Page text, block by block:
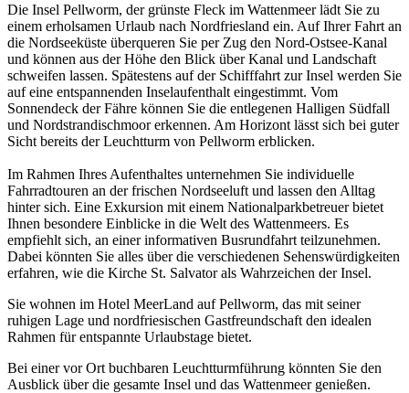
Die Insel Pellworm, der grünste Fleck im Wattenmeer lädt Sie zu
einem erholsamen Urlaub nach Nordfriesland ein. Auf Ihrer Fahrt an
die Nordseeküste überqueren Sie per Zug den Nord-Ostsee-Kanal
und können aus der Höhe den Blick über Kanal und Landschaft
schweifen lassen. Spätestens auf der Schifffahrt zur Insel werden Sie
auf eine entspannenden Inselaufenthalt eingestimmt. Vom
Sonnendeck der Fähre können Sie die entlegenen Halligen Südfall
und Nordstrandischmoor erkennen. Am Horizont lässt sich bei guter
Sicht bereits der Leuchtturm von Pellworm erblicken.
Im Rahmen Ihres Aufenthaltes unternehmen Sie individuelle
Fahrradtouren an der frischen Nordseeluft und lassen den Alltag
hinter sich. Eine Exkursion mit einem Nationalparkbetreuer bietet
Ihnen besondere Einblicke in die Welt des Wattenmeers. Es
empfiehlt sich, an einer informativen Busrundfahrt teilzunehmen.
Dabei könnten Sie alles über die verschiedenen Sehenswürdigkeiten
erfahren, wie die Kirche St. Salvator als Wahrzeichen der Insel.
Sie wohnen im Hotel MeerLand auf Pellworm, das mit seiner
ruhigen Lage und nordfriesischen Gastfreundschaft den idealen
Rahmen für entspannte Urlaubstage bietet.
Bei einer vor Ort buchbaren Leuchtturmführung könnten Sie den
Ausblick über die gesamte Insel und das Wattenmeer genießen.